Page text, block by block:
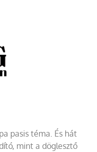
pasis téma. És hát
mint a döglesztő